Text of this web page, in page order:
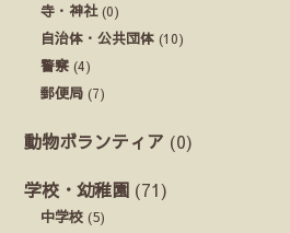
寺・神社(0)
自治体・公共団体 (10)
警察 (4)
郵便局 (7)
動物ボランティア (0)
学校・幼稚園 (71)
中学校 (5)